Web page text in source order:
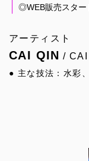
◎WEB販売スター
アーティスト
CAI QIN /
● 主な技法：水彩